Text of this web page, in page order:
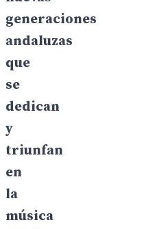
generaciones
andaluzas
que
se
dedican
y
triunfan
en
la
música